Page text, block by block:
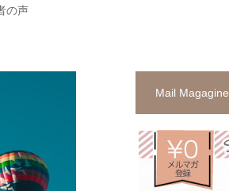
の声
Mail Magagine